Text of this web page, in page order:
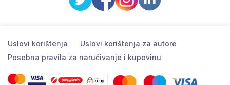
Uslovi korištenja
Uslovi korištenja za autore
Posebna pravila za naručivanje i kupovinu